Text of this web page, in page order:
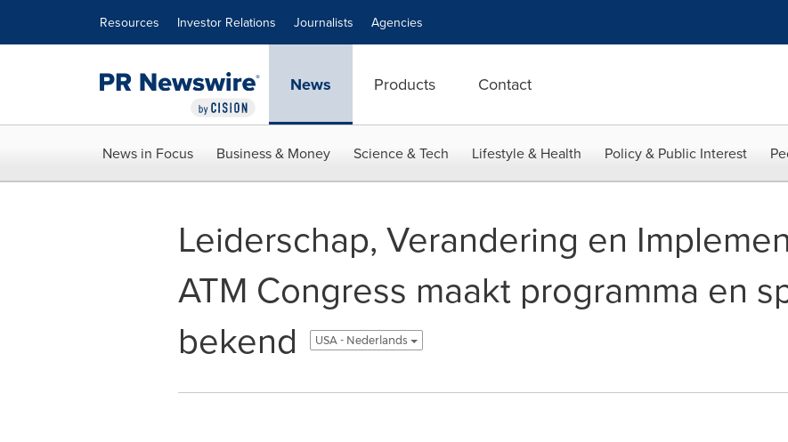
Resources Investor Relations Journalists Agencies
News Products Contact
News in Focus Business & Money Science & Tech Lifestyle & Health Policy & Public Interest
Leiderschap, Verandering en
ATM Congress maakt programma en
bekend
USA - Nederlands